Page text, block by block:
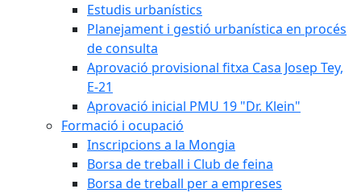
Estudis urbanístics
Planejament i gestió urbanística en procés
de consulta
Aprovació provisional fitxa Casa Josep Tey,
E-21
Aprovació inicial PMU 19 "Dr. Klein"
Formació i ocupació
Inscripcions a la Mongia
Borsa de treball i Club de feina
Borsa de treball per a empreses